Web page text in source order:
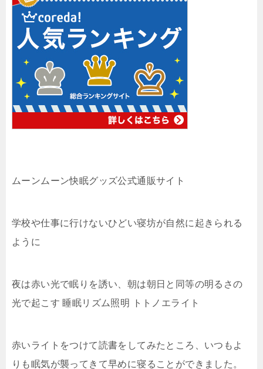
ムーンムーン快眠グッズ公式通販サイト
学校や仕事に行けないひどい寝坊が自然に起きられる
ように
夜は赤い光で眠りを誘い、朝は朝日と同等の明るさの
光で起こす 睡眠リズム照明 トトノエライト
赤いライトをつけて読書をしてみたところ、いつもよ
りも眠気が襲ってきて早めに寝ることができました。